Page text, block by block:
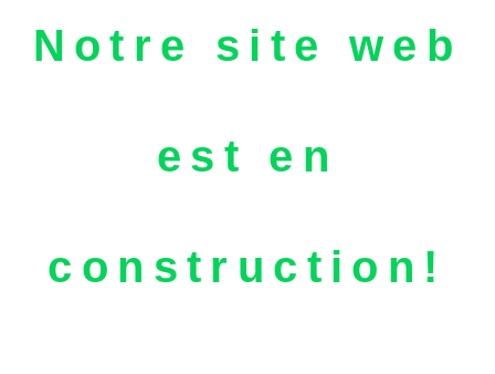
Notre site web
est en
construction!